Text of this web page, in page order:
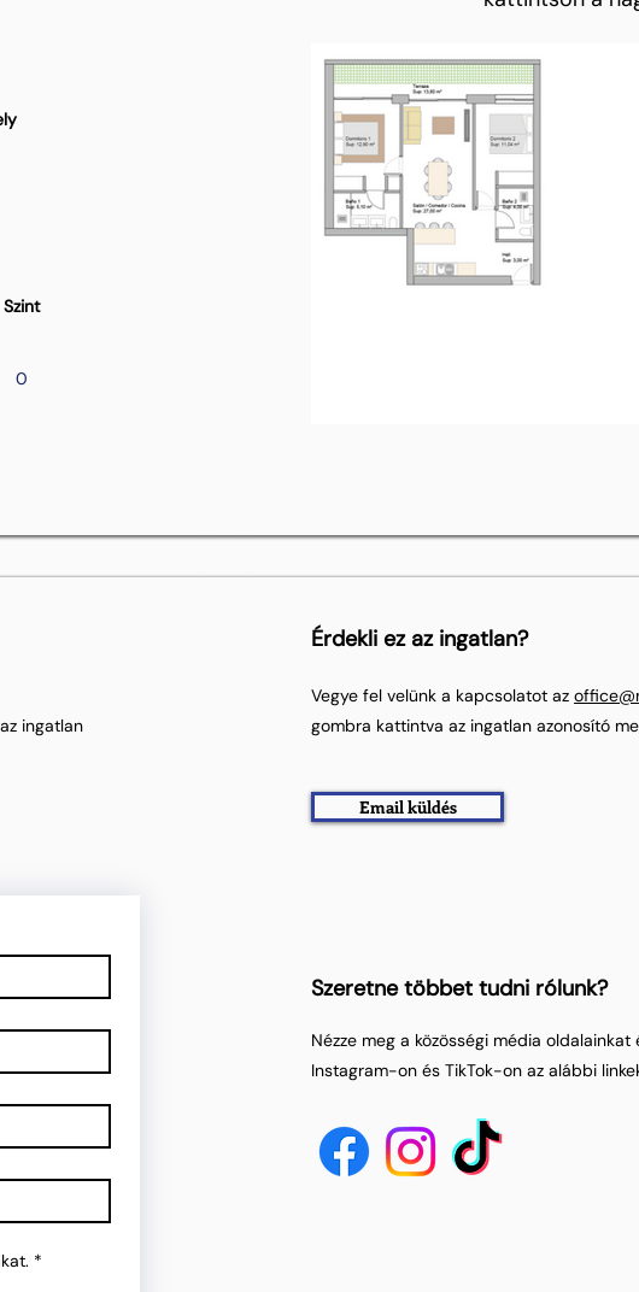
Szint
0
ingatlan
*
Érdekli ez az ingatlan?
Vegye fel velünk a kapcsolatot az
gombra kattintva az ingatlan azonosító
Email küldés
Szeretne többet tudni rólunk?
Nézze meg a közösségi média
Instagram-on és TikTok-on az alábbi